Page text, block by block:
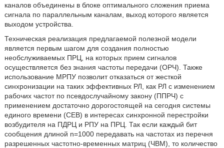
каналов объединены в блоке оптимального сложения приема
сигнала по параллельным каналам, выход которого является
выходом устройства.
Техническая реализация предлагаемой полезной модели
является первым шагом для создания полностью
необслуживаемых ПРЦ, на которых прием сигналов
осуществляется без знания частоты передачи (ОРЧ). Также
использование МРПУ позволит отказаться от жесткой
синхронизации на таких эффективных РЛ, как РЛ с изменением
рабочих частот по псевдослучайному закону (ППРЧ) с
применением достаточно дорогостоящей на сегодня системы
единого времени (СЕВ) в интересах синхронной перестройки
возбудителя на ПДРЦ и РПУ на ПРЦ. Так если каждый бит
сообщения длиной n=1000 передавать на частотах из перечня
разрешенных частотно-временных матриц (ЧВМ), то количество